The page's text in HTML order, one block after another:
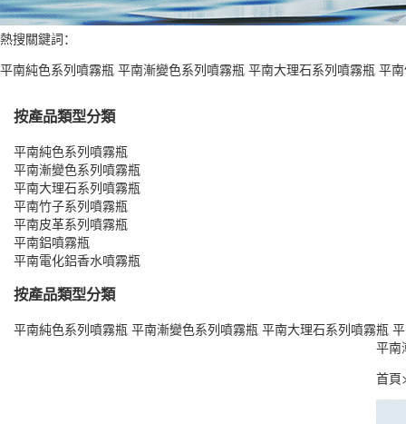
熱搜關鍵詞：
平南純色系列噴霧瓶 平南漸變色系列噴霧瓶 平南大理石系列噴霧瓶 平
按產品類型分類
平南純色系列噴霧瓶
平南漸變色系列噴霧瓶
平南大理石系列噴霧瓶
平南竹子系列噴霧瓶
平南皮革系列噴霧瓶
平南鋁噴霧瓶
平南電化鋁香水噴霧瓶
按產品類型分類
平南純色系列噴霧瓶 平南漸變色系列噴霧瓶 平南大理石系列噴霧瓶
平南
首頁